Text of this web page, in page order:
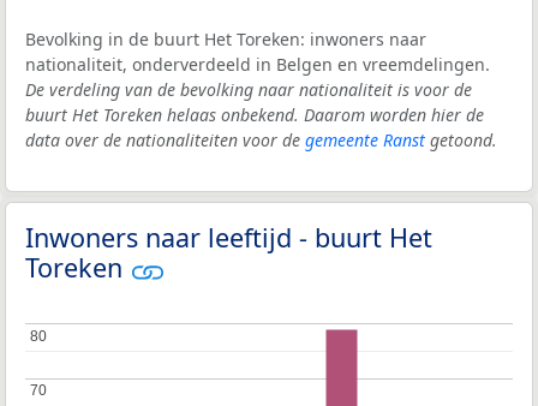
Bevolking in de buurt Het Toreken: inwoners naar
nationaliteit, onderverdeeld in Belgen en vreemdelingen.
De verdeling van de bevolking naar nationaliteit is voor de
buurt Het Toreken helaas onbekend. Daarom worden hier de
data over de nationaliteiten voor de gemeente Ranst getoond.
Inwoners naar leeftijd - buurt Het
Toreken
70
70
80
80